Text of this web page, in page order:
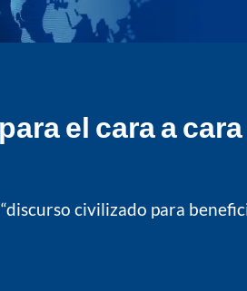
el cara a
civilizado para